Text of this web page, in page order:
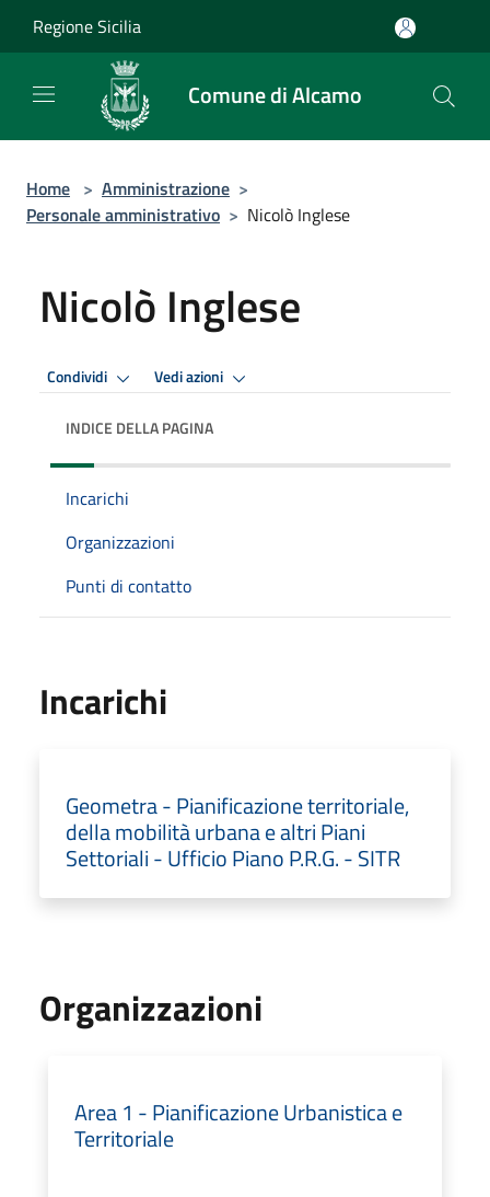
Regione Sicilia
Comune di Alcamo
Home > Amministrazione >
Personale amministrativo > Nicolò Inglese
Nicolò Inglese
Condividi Vedi azioni
INDICE DELLA PAGINA
Incarichi
Organizzazioni
Punti di contatto
Incarichi
Geometra - Pianificazione territoriale,
della mobilità urbana e altri Piani
Settoriali - Ufficio Piano P.R.G. - SITR
Organizzazioni
Area 1 - Pianificazione Urbanistica e
Territoriale